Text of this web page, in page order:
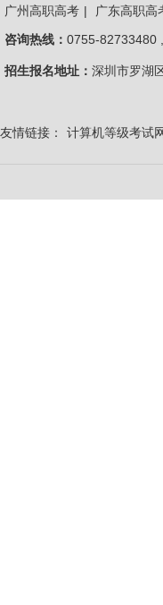
广州高职高考 | 广东高职高
咨询热线： 0755-82733480
招生报名地址： 深圳市罗湖
友情链接： 计算机等级考试